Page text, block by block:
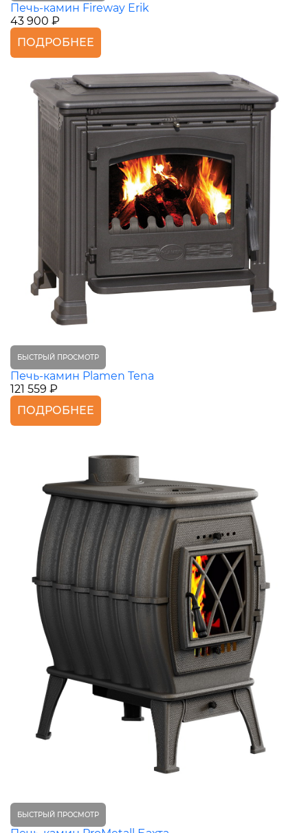
Печь-камин Fireway Erik
43 900 ₽
ПОДРОБНЕЕ
БЫСТРЫЙ ПРОСМОТР
Печь-камин Plamen Tena
121 559 ₽
ПОДРОБНЕЕ
БЫСТРЫЙ ПРОСМОТР